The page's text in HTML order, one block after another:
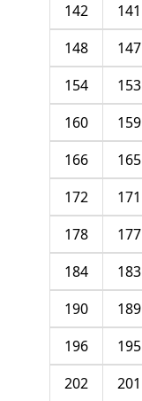
141
142
147
148
153
154
159
160
165
166
171
172
177
178
183
184
189
190
195
196
201
202